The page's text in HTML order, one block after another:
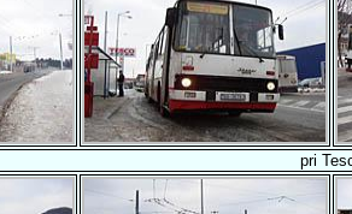
pri